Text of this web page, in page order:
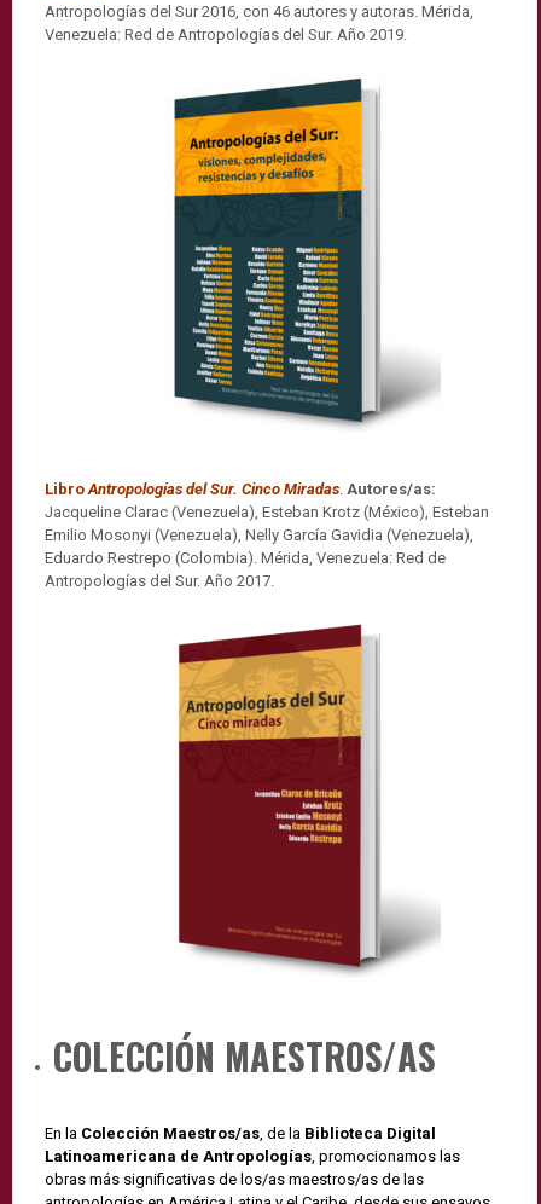
Antropologías del Sur 2016, con 46 autores y autoras. Mérida,
Venezuela: Red de Antropologías del Sur. Año 2019.
LibroAntropologías del Sur. Cinco Miradas. Autores/as:
Jacqueline Clarac (Venezuela), Esteban Krotz (México), Esteban
Emilio Mosonyi (Venezuela), Nelly García Gavidia (Venezuela),
Eduardo Restrepo (Colombia). Mérida, Venezuela: Red de
Antropologías del Sur. Año 2017.
COLECCIÓN MAESTROS/AS
En la Colección Maestros/as, de la Biblioteca Digital
Latinoamericana de Antropologías, promocionamos las
obras más significativas de los/as maestros/as de las